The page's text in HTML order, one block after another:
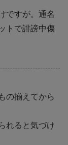
ですが。通名
トで誹謗中傷
の揃えてから
れると気づけ